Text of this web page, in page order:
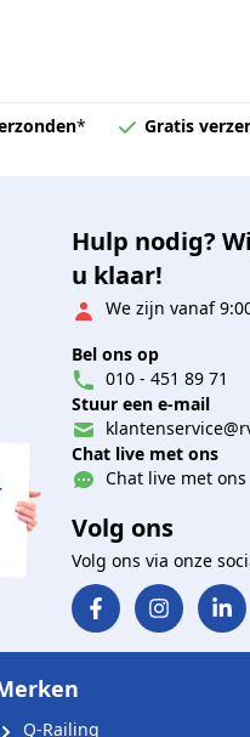
* Gratis
Hulp nodig?
u klaar!
We zijn vanaf
Bel ons op
010 - 451 89 71
Stuur een e-mail
Chat live met ons
Chat live met ons
Volg ons
Volg ons via onze
Q-Railing